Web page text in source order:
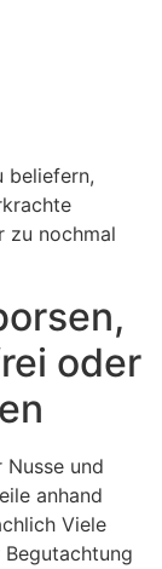
beliefern,
zu nochmal
oder
und
anhand
Viele